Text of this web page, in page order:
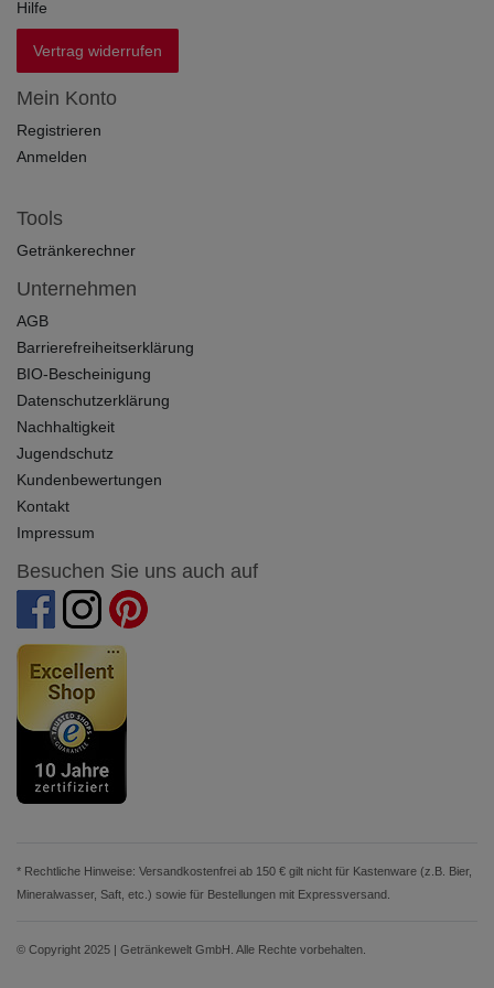
Hilfe
Vertrag widerrufen
Mein Konto
Registrieren
Anmelden
Tools
Getränkerechner
Unternehmen
AGB
Barrierefreiheitserklärung
BIO-Bescheinigung
Datenschutzerklärung
Nachhaltigkeit
Jugendschutz
Kundenbewertungen
Kontakt
Impressum
Besuchen Sie uns auch auf
* Rechtliche Hinweise: Versandkostenfrei ab 150 € gilt nicht für Kastenware (z.B. Bier,
Mineralwasser, Saft, etc.) sowie für Bestellungen mit Expressversand.
© Copyright 2025 | Getränkewelt GmbH. Alle Rechte vorbehalten.